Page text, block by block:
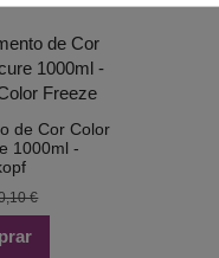
de Cor Color
1000ml -
€